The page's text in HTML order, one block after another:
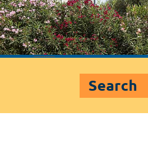
Search